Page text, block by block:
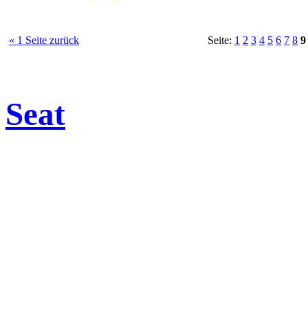
« 1 Seite zurück Seite: 1 2 3 4 5 6 7 8 9
Seat